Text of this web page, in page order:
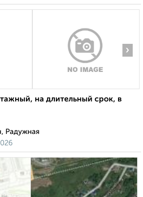
›
на длительный срок, в
Радужная